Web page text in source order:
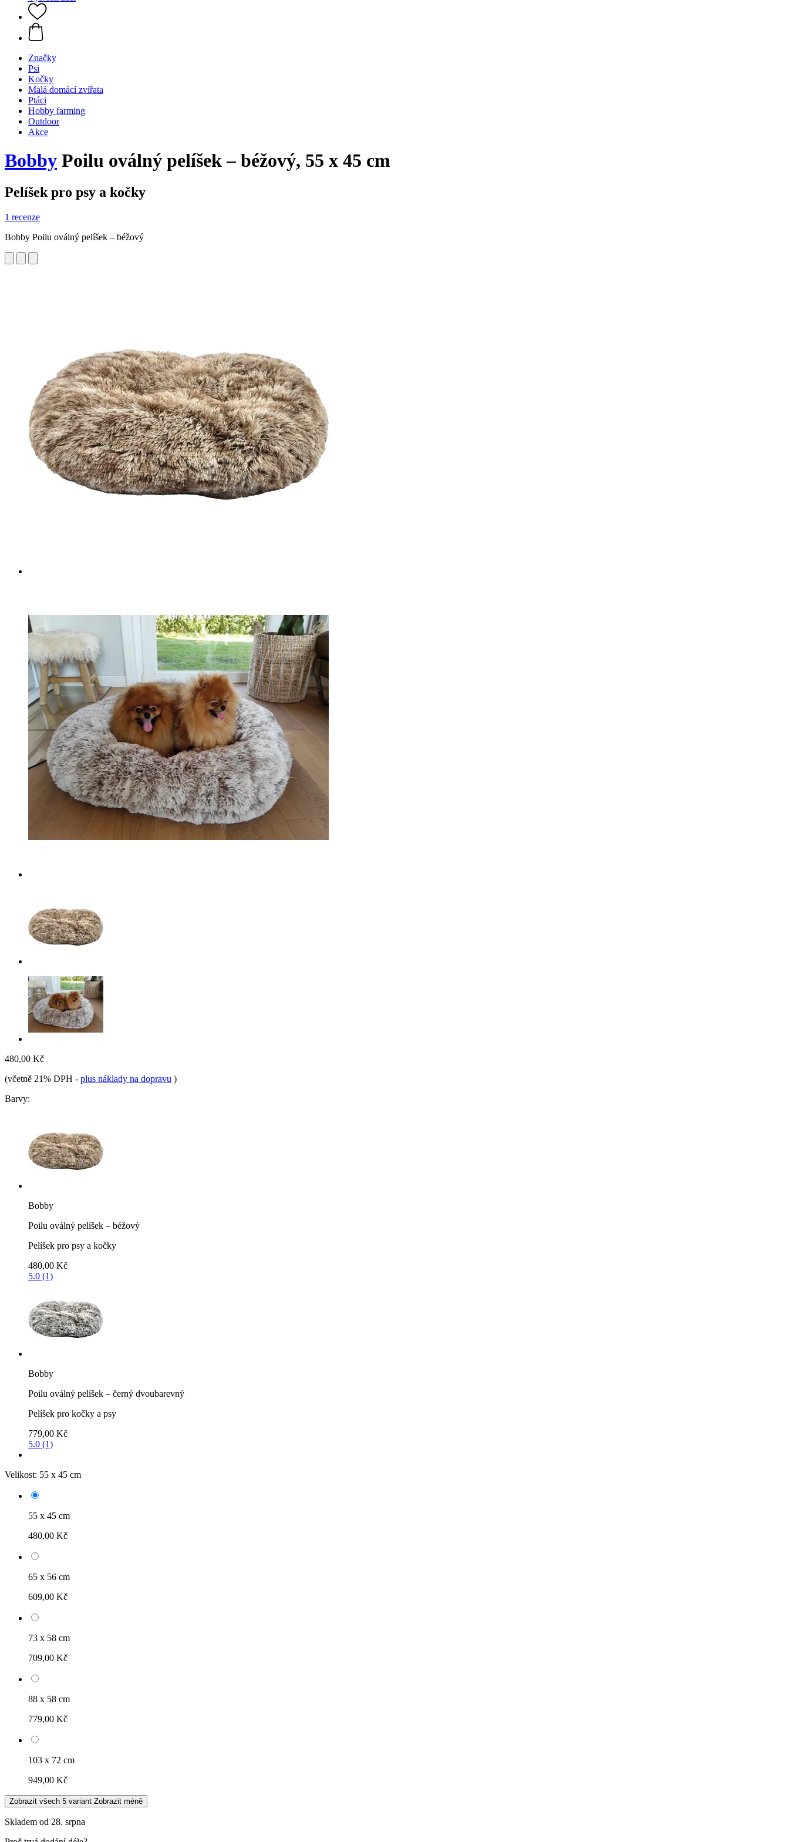
Značky
Psi
Kočky
Malá domácí zvířata
Ptáci
Hobby farming
Outdoor
Akce
Bobby Poilu oválný pelíšek – béžový, 55 x 45 cm
Pelíšek pro psy a kočky
1 recenze
Bobby Poilu oválný pelíšek – béžový
480,00 Kč
(včetně 21% DPH - plus náklady na dopravu )
Barvy:
Bobby
Poilu oválný pelíšek – béžový
Pelíšek pro psy a kočky
480,00 Kč
5.0 (1)
Bobby
Poilu oválný pelíšek – černý dvoubarevný
Pelíšek pro kočky a psy
779,00 Kč
5.0 (1)
Velikost: 55 x 45 cm
55 x 45 cm
480,00 Kč
65 x 56 cm
609,00 Kč
73 x 58 cm
709,00 Kč
88 x 58 cm
779,00 Kč
103 x 72 cm
949,00 Kč
Zobrazit všech 5 variant Zobrazit méně
Skladem od 28. srpna